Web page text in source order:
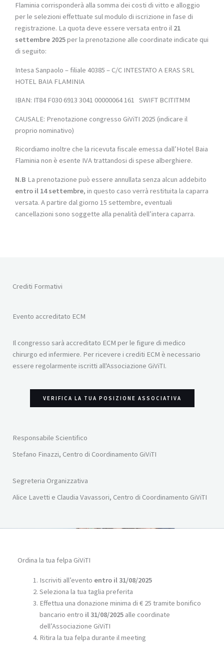
Flaminia corrisponderà alla somma dei costi di vitto e alloggio
per le selezioni effettuate sul modulo di iscrizione in fase di
registrazione. La quota deve essere versata entro il 21
settembre 2025per la prenotazione alle coordinate indicate qui
di seguito:
Intesa Sanpaolo – filiale 40385 – C/C INTESTATO A ERAS SRL
HOTEL BAIA FLAMINIA
IBAN: IT84 F030 6913 3041 00000064 161 SWIFT BCITITMM
CAUSALE: Prenotazione congresso GiViTI 2025 (indicare il
proprio nominativo)
Ricordiamo inoltre che la ricevuta fiscale emessa dall’Hotel Baia
Flaminia non è esente IVA trattandosi di spese alberghiere.
N.B La prenotazione può essere annullata senza alcun addebito
entro il 14 settembre, in questo caso verrà restituita la caparra
versata. A partire dal giorno 15 settembre, eventuali
cancellazioni sono soggette alla penalità dell’intera caparra.
Crediti Formativi
Evento accreditato ECM
Il congresso sarà accreditato ECM per le figure di medico
chirurgo ed infermiere. Per ricevere i crediti ECM è necessario
essere regolarmente iscritti all'Associazione GiViTI.
VERIFICA LA TUA POSIZIONE ASSOCIATIVA
Responsabile Scientifico
Stefano Finazzi, Centro di Coordinamento GiViTI
Segreteria Organizzativa
Alice Lavetti e Claudia Vavassori, Centro di Coordinamento GiViTI
Ordina la tua felpa GiViTI
Iscriviti all’evento entro il 31/08/2025
Seleziona la tua taglia preferita
Effettua una donazione minima di € 25 tramite bonifico
bancario entro il 31/08/2025alle coordinate
dell’Associazione GiViTI
Ritira la tua felpa durante il meeting